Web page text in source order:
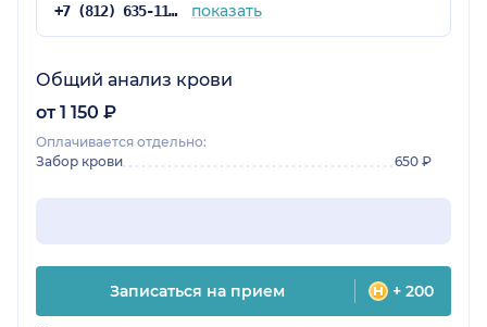
+7 (812) 635-11-79 показать
Общий анализ крови
от 1 150 ₽
Оплачивается отдельно:
Забор крови
650 ₽
Записаться на прием + 200